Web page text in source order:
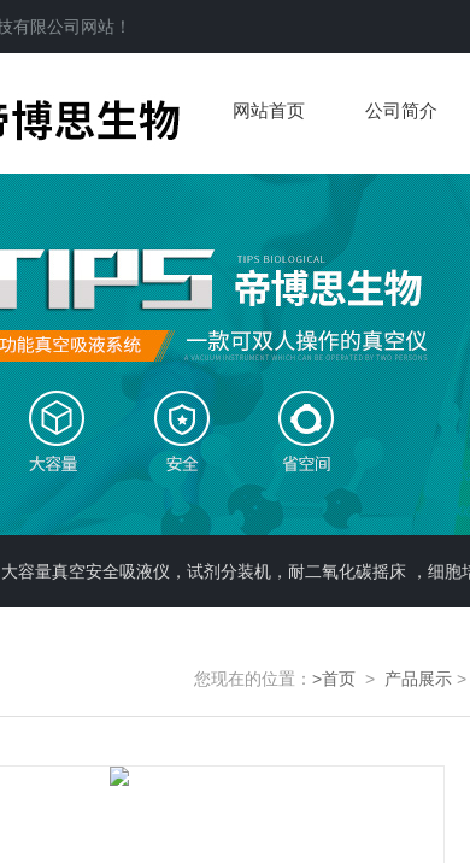
有限公司 网站！
网站首页 公司简介
容量真空安全吸液仪，试剂分装机，耐二氧化碳摇床 ，细胞
您现在的位置： >首页 > 产品展示 >